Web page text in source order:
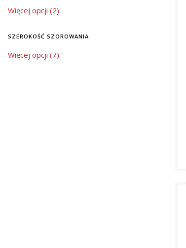
zasilanie
Więcej opcji (2)
SZEROKOŚĆ SZOROWANIA
szerokość szorowania
Więcej opcji (7)